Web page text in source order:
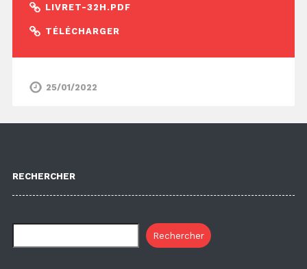
LIVRET-32H.PDF
TÉLÉCHARGER
25/01/2022
RECHERCHER
Rechercher